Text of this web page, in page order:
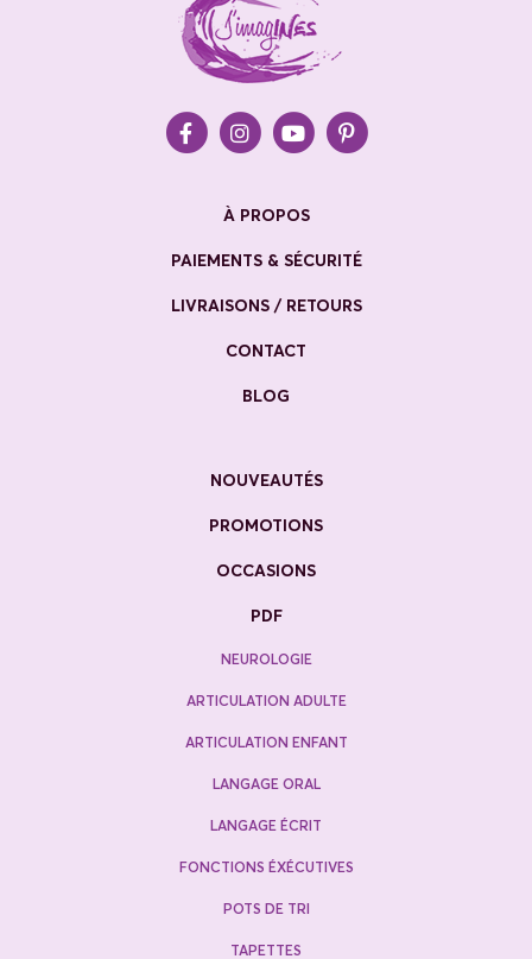
À PROPOS
PAIEMENTS & SÉCURITÉ
LIVRAISONS / RETOURS
CONTACT
BLOG
NOUVEAUTÉS
PROMOTIONS
OCCASIONS
PDF
NEUROLOGIE
ARTICULATION ADULTE
ARTICULATION ENFANT
LANGAGE ORAL
LANGAGE ÉCRIT
FONCTIONS ÉXÉCUTIVES
POTS DE TRI
TAPETTES